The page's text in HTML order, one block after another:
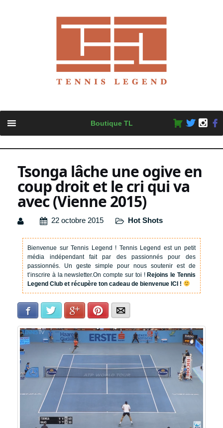
content
Boutique TL
Tsonga lâche une ogive en
coup droit et le cri qui va
avec (Vienne 2015)
22 octobre 2015 Hot Shots
Bienvenue sur Tennis Legend ! Tennis Legend est un petit
média indépendant fait par des passionnés pour des
passionnés. Un geste simple pour nous soutenir est de
t’inscrire à la newsletter.On compte sur toi !Rejoins le Tennis
Legend Club et récupère ton cadeau de bienvenue ICI !
Facebook Twitter Google+Pinterest